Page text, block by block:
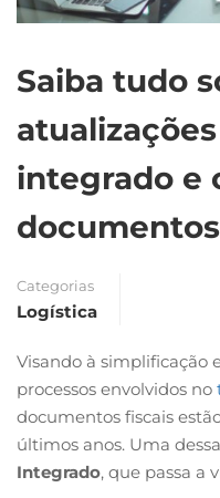
Saiba tudo
integrado e
Categorias
Logística
Visando à simplificação
processos envolvidos no
documentos fiscais
últimos anos. Uma
Integrado, que passa a